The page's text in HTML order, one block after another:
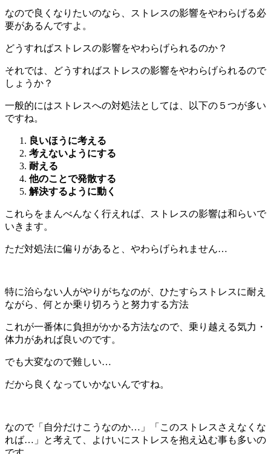
なので良くなりたいのなら、ストレスの影響をやわらげる必
要があるんですよ。
どうすればストレスの影響をやわらげられるのか？
それでは、どうすればストレスの影響をやわらげられるので
しょうか？
一般的にはストレスへの対処法としては、以下の５つが多い
ですね。
良いほうに考える
考えないようにする
耐える
他のことで発散する
解決するように動く
これらをまんべんなく行えれば、ストレスの影響は和らいで
いきます。
ただ対処法に偏りがあると、やわらげられません…
特に治らない人がやりがちなのが、ひたすらストレスに耐え
ながら、何とか乗り切ろうと努力する方法
これが一番体に負担がかかる方法なので、乗り越える気力・
体力があれば良いのです。
でも大変なので難しい…
だから良くなっていかないんですね。
なので「自分だけこうなのか…」「このストレスさえなくな
れば…」と考えて、よけいにストレスを抱え込む事も多いの